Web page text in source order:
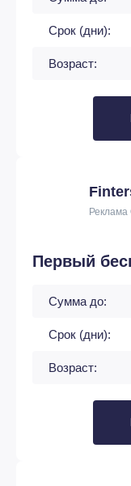
Срок (дни):
Возраст:
Первый
Сумма до:
Срок (дни):
Возраст: